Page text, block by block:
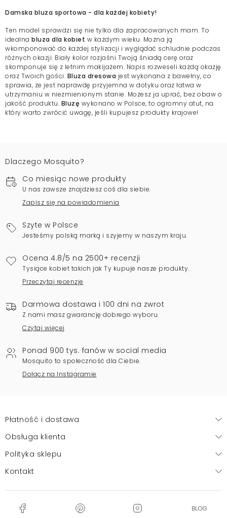
Damska bluza sportowa - dla każdej kobiety!
Ten model sprawdzi się nie tylko dla zapracowanych mam. To
idealna bluza dla kobiet w każdym wieku. Można ją
wkomponować do każdej stylizacji i wyglądać schludnie podczas
różnych okazji. Biały kolor rozjaśni Twoją śniadą cerę oraz
skomponuje się z letnim makijażem. Napis rozweseli każdą okazję
oraz Twoich gości. Bluza dresowa jest wykonana z bawełny, co
sprawia, że jest naprawdę przyjemna w dotyku oraz łatwa w
utrzymaniu w niezmienionym stanie. Możesz ja uprać, bez obaw o
jakość produktu. Bluzę wykonano w Polsce, to ogromny atut, na
który warto zwrócić uwagę, jeśli kupujesz produkty krajowe!
Dlaczego Mosquito?
Co miesiąc nowe produkty
U nas zawsze znajdziesz coś dla siebie.
Zapisz się na powiadomienia
Szyte w Polsce
Jesteśmy polską marką i szyjemy w naszym kraju.
Ocena 4.8/5 na 2500+ recenzji
Tysiące kobiet takich jak Ty kupuje nasze produkty.
Przeczytaj recenzje
Darmowa dostawa i 100 dni na zwrot
Z nami masz gwarancję dobrego wyboru.
Czytaj więcej
Ponad 900 tys. fanów w social media
Mosquito to społeczność dla Ciebie.
Dołącz na Instagramie
Płatność i dostawa
Obsługa klienta
Polityka sklepu
Kontakt